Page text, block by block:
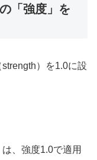
「強度」を
）を1.0に設
、強度1.0で適用